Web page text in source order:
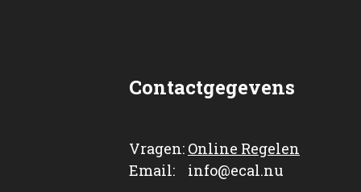
Contactgegevens
Vragen: Online Regelen
Email: info@ecal.nu